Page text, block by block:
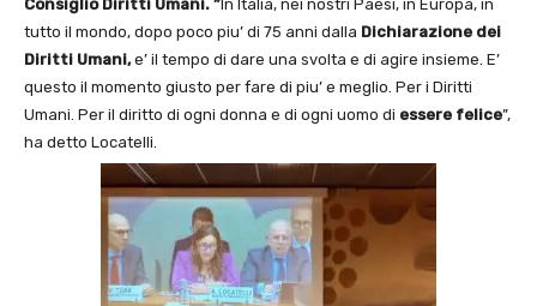
Consiglio Diritti Umani. ”In Italia, nei nostri Paesi, in Europa, in
tutto il mondo, dopo poco piu’ di 75 anni dalla Dichiarazione dei
Diritti Umani,e’ il tempo di dare una svolta e di agire insieme. E’
questo il momento giusto per fare di piu’ e meglio. Per i Diritti
Umani. Per il diritto di ogni donna e di ogni uomo di essere felice”,
ha detto Locatelli.